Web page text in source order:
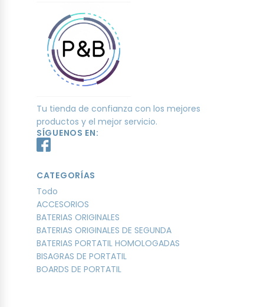
Tu tienda de confianza con los mejores
productos y el mejor servicio.
SÍGUENOS EN:
CATEGORÍAS
Todo
ACCESORIOS
BATERIAS ORIGINALES
BATERIAS ORIGINALES DE SEGUNDA
BATERIAS PORTATIL HOMOLOGADAS
BISAGRAS DE PORTATIL
BOARDS DE PORTATIL